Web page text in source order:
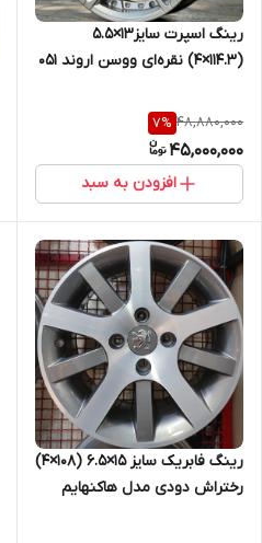
رینگ اسپرت سایز۱۳×۵.۵
(۱۱۴.۳×۴) نقره‌ای ووسن اروند ۰۵۱
48,880,000
7%
45,000,000
افزودن به سبد
رینگ فابریک سایز ۱۵×۶.۵ (۱۰۸×۴)
رختراش دودی مدل هاکنهایم